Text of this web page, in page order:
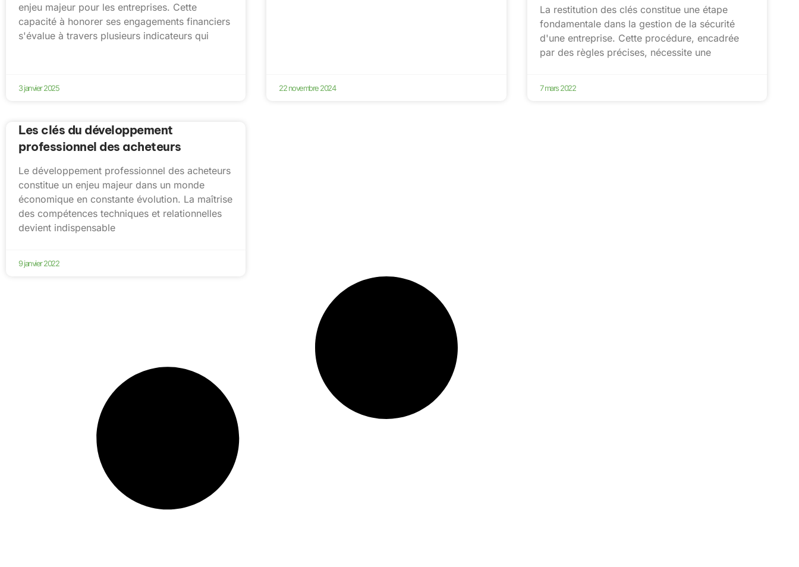
enjeu majeur pour les entreprises. Cette
capacité à honorer ses engagements financiers
s'évalue à travers plusieurs indicateurs qui
3 janvier 2025 22 novembre 2024
La restitution des clés constitue une étape
fondamentale dans la gestion de la sécurité
d'une entreprise. Cette procédure, encadrée
par des règles précises, nécessite une
7 mars 2022
Les clés du développement
professionnel des acheteurs
Le développement professionnel des acheteurs
constitue un enjeu majeur dans un monde
économique en constante évolution. La maîtrise
des compétences techniques et relationnelles
devient indispensable
9 janvier 2022